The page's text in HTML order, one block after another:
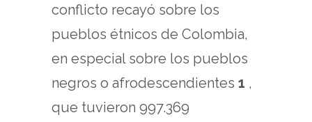
conflicto recayó sobre los
pueblos étnicos de Colombia,
en especial sobre los pueblos
negros o afrodescendientes 1 ,
que tuvieron 997.369